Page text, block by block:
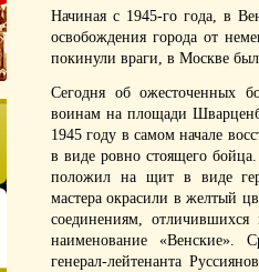
Начиная с 1945-го года, в
освобождения города от
покинули враги, в Москве
Сегодня об ожесточенных
воинам на площади
1945 году в самом начале
в виде ровно стоящего
положил на щит в виде
мастера окрасили в желтый
соединениям,
наименование «Венские».
генерал-лейтенанта